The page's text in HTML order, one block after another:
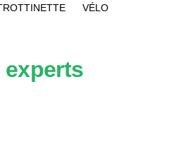
VÉLO
experts